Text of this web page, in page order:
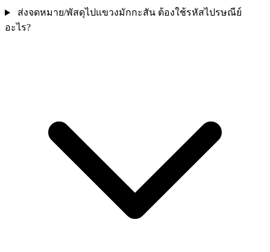
ส่งจดหมาย/พัสดุไปแขวงมักกะสัน ต้องใช้รหัสไปรษณีย์
อะไร?